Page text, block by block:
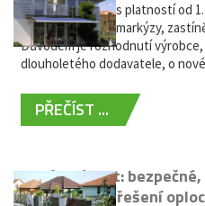
Vážení zákazníci, s platností od
nabídky výsuvné markýzy,
Důvodem je rozhodnutí
dlouholetého dodavatele, o
PŘEČÍST ...
Hliníkový plot:
bezúdržbové řešení